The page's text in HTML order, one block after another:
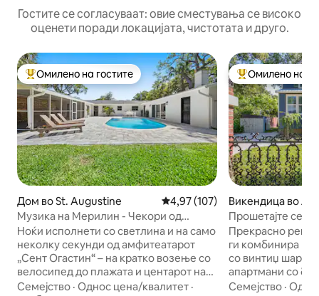
Гостите се согласуваат: овие сместувања се високо
оценети поради локацијата, чистотата и друго.
Меѓу најуспешните „Омилени на гостите“
Омилено на гостите
Дом во St. Augustine Просечна оцена: 4,97 од 5,
4,97 (107)
Музика на Мерилин - Чекори од
засилувачот! •Џакузи•
Ноќи исполнети со светлина и на само
неколку секунди од амфитеатарот
„Сент Огастин“ – на кратко возење со
велосипед до плажата и центарот на
градот, ова модерно сместување има
Семејство · Однос цена/квалитет ·
Меѓу
Омилено на
Викендица во
Прошетајте се
центар! „Синиот
Прекрасно
ги комбинира
со винтиџ шармот... * 2
апартмани со
соседство на
Семејство ·